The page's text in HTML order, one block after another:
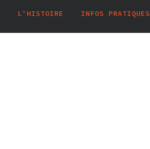
L’HISTOIRE INFOS PRATIQUES